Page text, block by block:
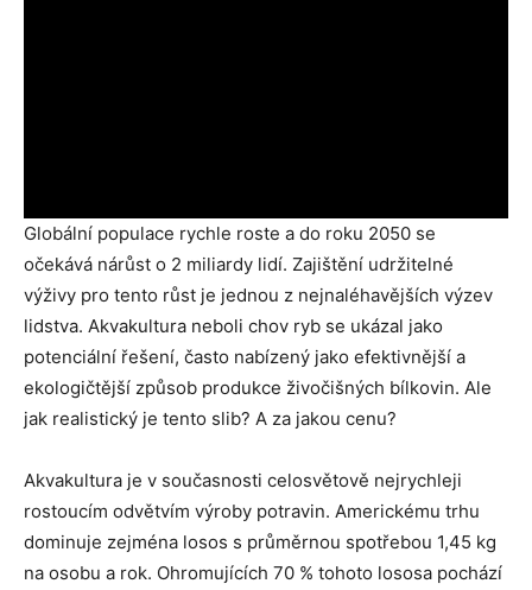
Globální populace rychle roste a do roku 2050 se
očekává nárůst o 2 miliardy lidí. Zajištění udržitelné
výživy pro tento růst je jednou z nejnaléhavějších výzev
lidstva. Akvakultura neboli chov ryb se ukázal jako
potenciální řešení, často nabízený jako efektivnější a
ekologičtější způsob produkce živočišných bílkovin. Ale
jak realistický je tento slib? A za jakou cenu?
Akvakultura je v současnosti celosvětově nejrychleji
rostoucím odvětvím výroby potravin. Americkému trhu
dominuje zejména losos s průměrnou spotřebou 1,45 kg
na osobu a rok. Ohromujících 70 % tohoto lososa pochází